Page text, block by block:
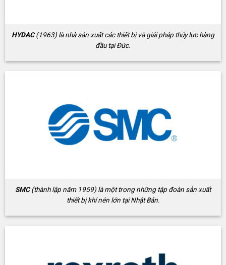
HYDAC(1963) là nhà sản xuất các thiết bị và giải pháp thủy lực hàng
đầu tại Đức.
SMC(thành lập năm 1959) là một trong những tập đoàn sản xuất
thiết bị khí nén lớn tại Nhật Bản.